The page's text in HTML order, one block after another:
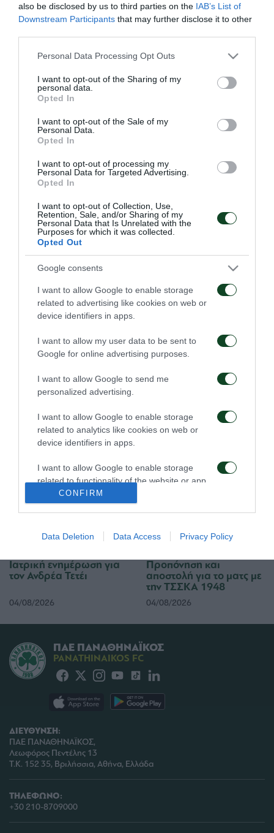
also be disclosed by us to third parties on the IAB’s List of
Downstream Participants that may further disclose it to other
Please note that this website/app uses one or more Google
not limited to your visit or usage behaviour. You may click to
grant or deny consent to Google and its third-party tags to
use your data for below specified purposes in below Google
consent section.
Personal Data Processing Opt Outs
I want to opt-out of the Sharing of my
personal data.
Opted In
I want to opt-out of the Sale of my
Personal Data.
Opted In
I want to opt-out of processing my
Personal Data for Targeted Advertising.
Opted In
I want to opt-out of Collection, Use,
Retention, Sale, and/or Sharing of my
Personal Data that Is Unrelated with the
Purposes for which it was collected.
Opted Out
Google consents
I want to allow Google to enable storage
related to advertising like cookies on web or
device identifiers in apps.
I want to allow my user data to be sent to
Google for online advertising purposes.
I want to allow Google to send me
personalized advertising.
I want to allow Google to enable storage
related to analytics like cookies on web or
device identifiers in apps.
I want to allow Google to enable storage
related to functionality of the website or app.
I want to allow Google to enable storage
I want to allow Google to enable storage
functionality and fraud prevention, and other
user protection.
CONFIRM
Data Deletion Data Access Privacy Policy
Τζαβίδας, Ηλιάδης από την Κ19.
Ατομικό πρόγραμμα ακολούθησαν οι
Χατζηθεοδωρίδης, Αγιούμπ, Πούγγουρας, Βέλεθ,
Αντονίτο. Απουσίασαν οι διεθνείς Κουρμπέλης,
Διούδης, Χατζηγιοβάνης, Μπουζούκης,
Εμμανουηλίδης, Καμπετσής, Ιωαννίδης.
ΑΓΩΝΙΣΤΙΚΑ
της μπάλας
08/08/2026
τον Γκαρσία
Για την πρόκριση στη
Σόφια
Η ευρωπαϊκή λίστα για
τα παιχνίδια με την
Ιατρική ενημέρωση για
τον Ανδρέα Τετέι
04/08/2026
Προπόνηση και
αποστολή για το ματς με
την ΤΣΣΚΑ 1948
04/08/2026
ΔΙΕΥΘΥΝΣΗ:
ΠΑΕ ΠΑΝΑΘΗΝΑΪΚΟΣ,
Λεωφόρος Πεντέλης 13
Τ.Κ. 152 35, Βριλήσσια, Αθήνα, Ελλάδα
ΤΗΛΕΦΩΝΟ:
+30 210-8709000
ΠΑΕ ΠΑΝΑΘΗΝΑΪΚΟΣ
PANATHINAIKOS FC